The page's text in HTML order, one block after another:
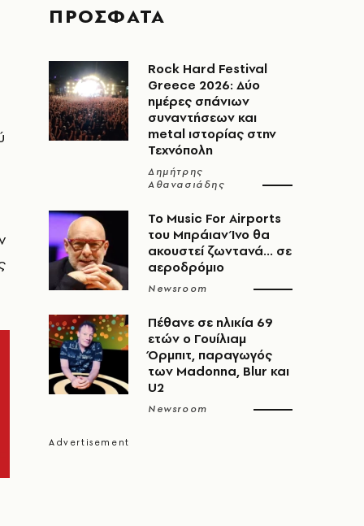
ΠΡΟΣΦΑΤΑ
Rock Hard Festival
Greece 2026: Δύο
ημέρες σπάνιων
συναντήσεων και
metal ιστορίας στην
Τεχνόπολη
Δημήτρης
Αθανασιάδης
Το Music For Airports
του Μπράιαν Ίνο θα
ακουστεί ζωντανά... σε
αεροδρόμιο
Newsroom
Πέθανε σε ηλικία 69
ετών ο Γουίλιαμ
Όρμπιτ, παραγωγός
των Madonna, Blur και
U2
Newsroom